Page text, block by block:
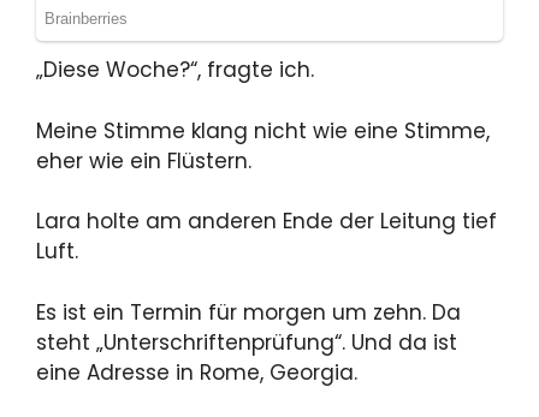
„Diese Woche?“, fragte ich.
Meine Stimme klang nicht wie eine Stimme,
eher wie ein Flüstern.
Lara holte am anderen Ende der Leitung tief
Luft.
Es ist ein Termin für morgen um zehn. Da
steht „Unterschriftenprüfung“. Und da ist
eine Adresse in Rome, Georgia.